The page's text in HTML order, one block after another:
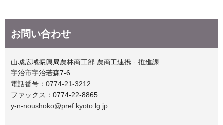
お問い合わせ
山城広域振興局農林商工部 農商工連携・推進課
宇治市宇治若森7-6
電話番号：0774-21-3212
ファックス：0774-22-8865
y-n-noushoko@pref.kyoto.lg.jp